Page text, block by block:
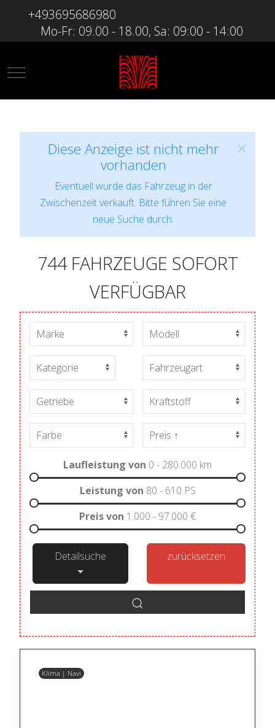
+493695686980
Mo-Fr: 09.00 - 18.00, Sa: 09:00 - 14:00
Mobile Menu Toggle
Diese Anzeige ist nicht mehr
vorhanden
Eventuell wurde das Fahrzeug in der
Zwischenzeit verkauft. Bitte führen Sie eine
neue Suche durch:
744 FAHRZEUGE SOFORT
VERFÜGBAR
Laufleistung von 0 - 280.000 km
Leistung von 80 - 610 PS
Preis von 1.000 - 97.000 €
Detailsuche zurücksetzen
Klima | Navi